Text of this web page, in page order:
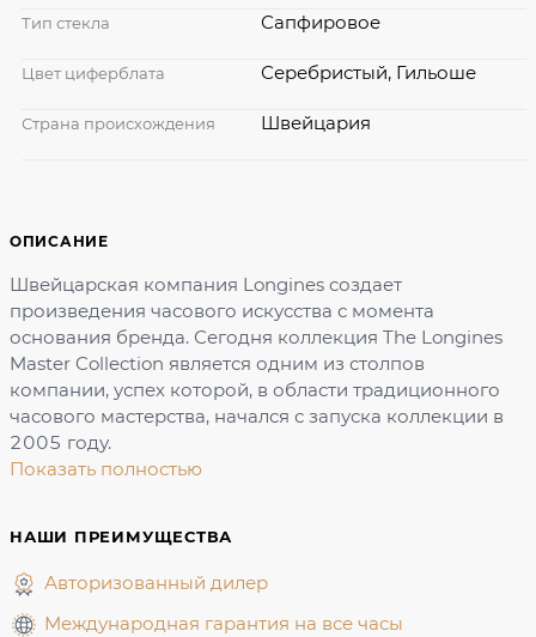
ОПИСАНИЕ
Швейцарская компания Longines создает
произведения часового искусства с момента
основания бренда. Сегодня коллекция The Longines
Master Collection является одним из столпов
компании, успех которой, в области традиционного
часового мастерства, начался с запуска коллекции в
2005 году.
Показать полностью
НАШИ ПРЕИМУЩЕСТВА
Авторизованный дилер
Международная гарантия на все часы
Тип стекла Сапфировое
Цвет циферблата Серебристый, Гильоше
Страна происхождения Швейцария